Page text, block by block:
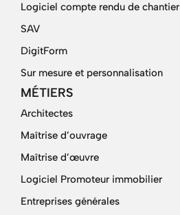
Logiciel compte rendu de chantier
SAV
DigitForm
Sur mesure et personnalisation
MÉTIERS
Architectes
Maîtrise d’ouvrage
Maîtrise d’œuvre
Logiciel Promoteur immobilier
Entreprises générales